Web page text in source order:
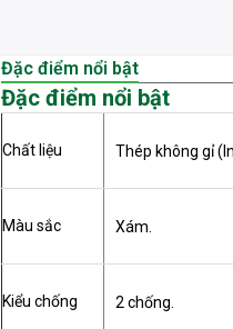
Đặc điểm nổi bật
Đặc điểm nổi bật
Chất liệu Thép không gỉ
Màu sắc Xám.
Kiểu chống 2 chống.